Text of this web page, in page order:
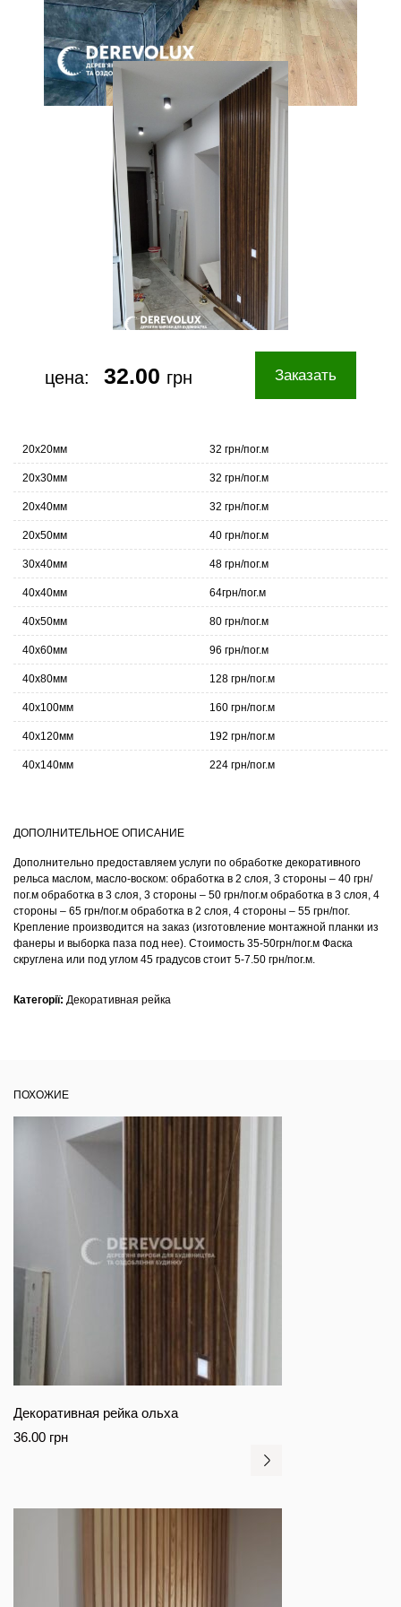
цена: 32.00 грн Заказать
20х20мм 32 грн/пог.м
20х30мм 32 грн/пог.м
20х40мм 32 грн/пог.м
20х50мм 40 грн/пог.м
30х40мм 48 грн/пог.м
40х40мм 64грн/пог.м
40х50мм 80 грн/пог.м
40х60мм 96 грн/пог.м
40х80мм 128 грн/пог.м
40х100мм 160 грн/пог.м
40х120мм 192 грн/пог.м
40х140мм 224 грн/пог.м
ДОПОЛНИТЕЛЬНОЕ ОПИСАНИЕ
Дополнительно предоставляем услуги по обработке декоративного
рельса маслом, масло-воском: обработка в 2 слоя, 3 стороны – 40 грн/
пог.м обработка в 3 слоя, 3 стороны – 50 грн/пог.м обработка в 3 слоя, 4
стороны – 65 грн/пог.м обработка в 2 слоя, 4 стороны – 55 грн/пог.
Крепление производится на заказ (изготовление монтажной планки из
фанеры и выборка паза под нее). Стоимость 35-50грн/пог.м Фаска
скруглена или под углом 45 градусов стоит 5-7.50 грн/пог.м.
Категорії: Декоративная рейка
ПОХОЖИЕ
Декоративная рейка ольха
36.00 грн